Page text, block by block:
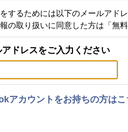
するためには以下のメールアド
の取り扱いに同意した方は「無
アドレスをご入力ください
アカウントをお持ちの方はこ